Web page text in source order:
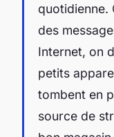
quotidienne.
des
Internet, on
petits
tombent en
source de